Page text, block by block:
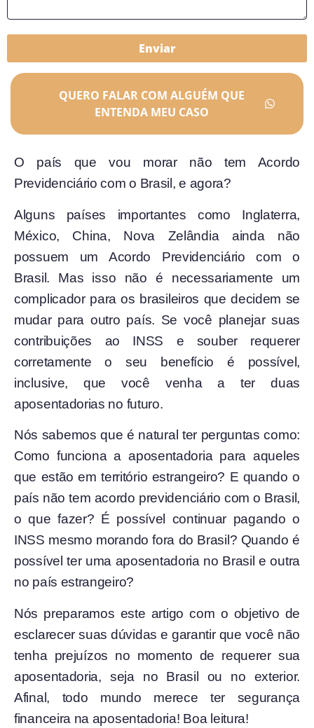
Enviar
QUERO FALAR COM ALGUÉM QUE
ENTENDA MEU CASO
O país que vou morar não tem Acordo
Previdenciário com o Brasil, e agora?
Alguns países importantes como Inglaterra,
México, China, Nova Zelândia ainda não
possuem um Acordo Previdenciário com o
Brasil. Mas isso não é necessariamente um
complicador para os brasileiros que decidem se
mudar para outro país. Se você planejar suas
contribuições ao INSS e souber requerer
corretamente o seu benefício é possível,
inclusive, que você venha a ter duas
aposentadorias no futuro.
Nós sabemos que é natural ter perguntas como:
Como funciona a aposentadoria para aqueles
que estão em território estrangeiro? E quando o
país não tem acordo previdenciário com o Brasil,
o que fazer? É possível continuar pagando o
INSS mesmo morando fora do Brasil? Quando é
possível ter uma aposentadoria no Brasil e outra
no país estrangeiro?
Nós preparamos este artigo com o objetivo de
esclarecer suas dúvidas e garantir que você não
tenha prejuízos no momento de requerer sua
aposentadoria, seja no Brasil ou no exterior.
Afinal, todo mundo merece ter segurança
financeira na aposentadoria! Boa leitura!